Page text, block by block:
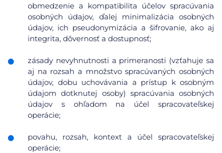
obmedzenie a kompatibilita účelov spracúvania
osobných údajov, ďalej minimalizácia osobných
údajov, ich pseudonymizácia a šifrovanie, ako aj
integrita, dôvernosť a dostupnosť;
zásady nevyhnutnosti a primeranosti (vzťahuje sa
aj na rozsah a množstvo spracúvaných osobných
údajov, dobu uchovávania a prístup k osobným
údajom dotknutej osoby) spracúvania osobných
údajov s ohľadom na účel spracovateľskej
operácie;
povahu, rozsah, kontext a účel spracovateľskej
operácie;